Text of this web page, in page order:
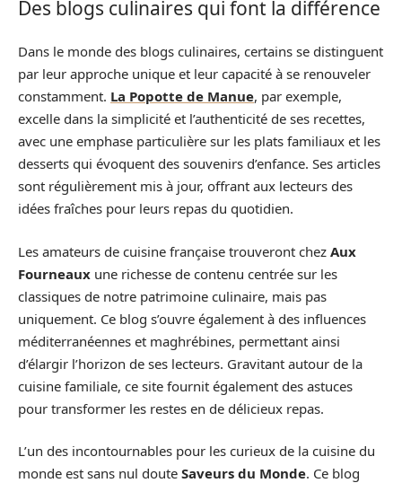
Des blogs culinaires qui font la différence
Dans le monde des blogs culinaires, certains se distinguent
par leur approche unique et leur capacité à se renouveler
constamment. La Popotte de Manue, par exemple,
excelle dans la simplicité et l’authenticité de ses recettes,
avec une emphase particulière sur les plats familiaux et les
desserts qui évoquent des souvenirs d’enfance. Ses articles
sont régulièrement mis à jour, offrant aux lecteurs des
idées fraîches pour leurs repas du quotidien.
Les amateurs de cuisine française trouveront chez Aux
Fourneaux une richesse de contenu centrée sur les
classiques de notre patrimoine culinaire, mais pas
uniquement. Ce blog s’ouvre également à des influences
méditerranéennes et maghrébines, permettant ainsi
d’élargir l’horizon de ses lecteurs. Gravitant autour de la
cuisine familiale, ce site fournit également des astuces
pour transformer les restes en de délicieux repas.
L’un des incontournables pour les curieux de la cuisine du
monde est sans nul doute Saveurs du Monde. Ce blog